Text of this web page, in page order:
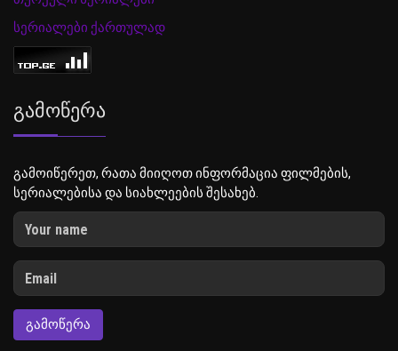
სერიალები ქართულად
Გამოწერა
გამოიწერეთ, რათა მიიღოთ ინფორმაცია ფილმების,
სერიალებისა და სიახლეების შესახებ.
ᲒᲐᲛᲝᲬᲔᲠᲐ